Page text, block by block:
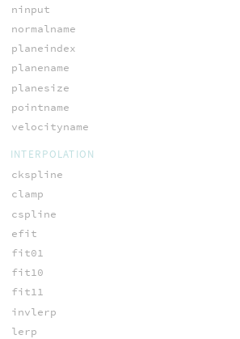
ninput
normalname
planeindex
planename
planesize
pointname
velocityname
INTERPOLATION
ckspline
clamp
cspline
efit
fit01
fit10
fit11
invlerp
lerp